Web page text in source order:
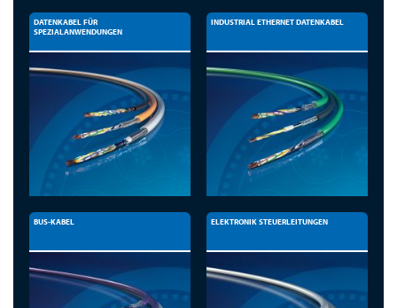
DATENKABEL FÜR
SPEZIALANWENDUNGEN
INDUSTRIAL ETHERNET DATENKABEL
BUS-KABEL ELEKTRONIK STEUERLEITUNGEN